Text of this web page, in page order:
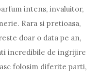
intens, invaluitor,
Rara si pretioasa,
doar o data pe an,
incredibile de ingrijire
folosim diferite parti,